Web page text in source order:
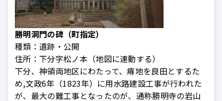
勝明洞門の碑（町指定）
種類： 遺跡・公開
住所： 下分字松ノ本（地図に連動する）
下分、神領両地区にわたって、瘠地を良田とするた
め,文政6年（1823年）に用水路建設工事が行われた
が、最大の難工事となったのが、通称勝明寺の岩山